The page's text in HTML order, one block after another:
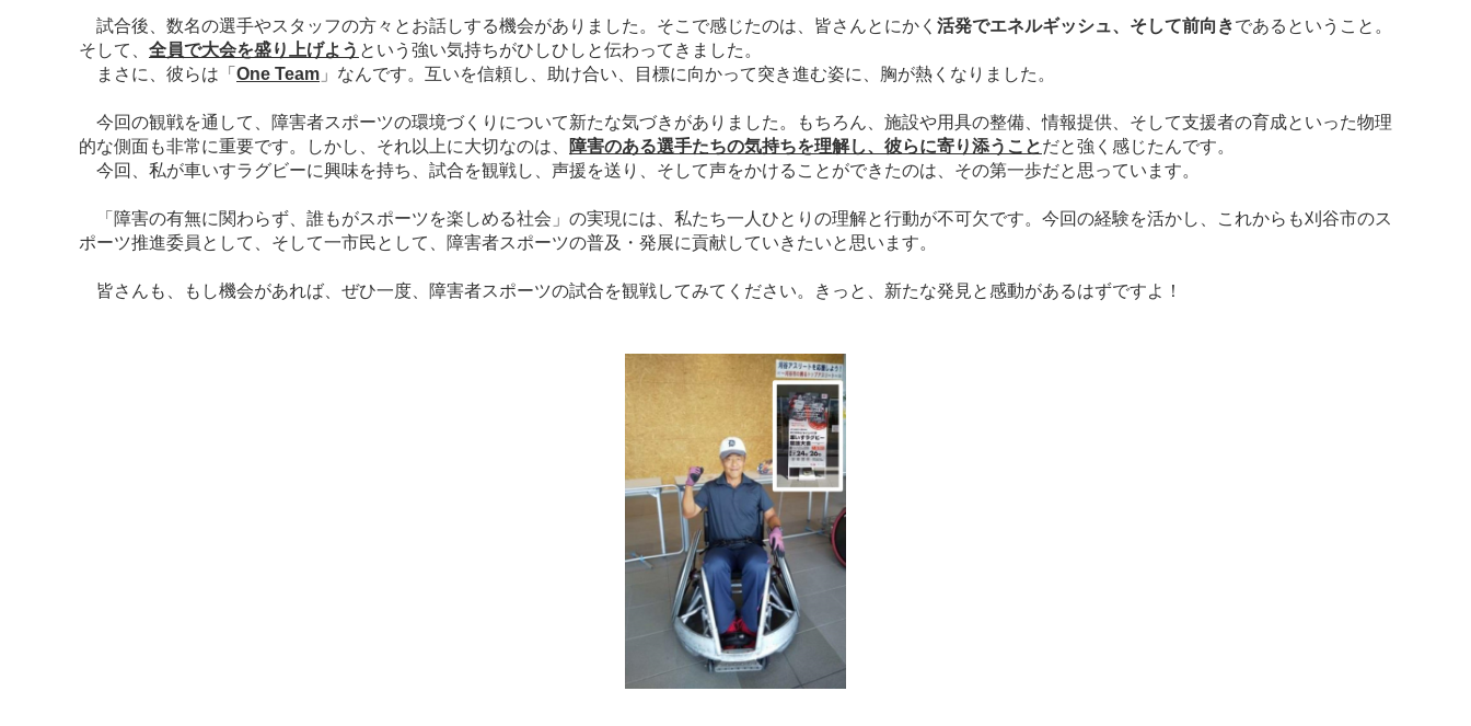
試合後、数名の選手やスタッフの方々とお話しする機会がありました。そこで感じたのは、皆さんとにかく 活発でエネルギッシュ、そして前向きであるということ。
そして、 全員で大会を盛り上げよう という強い気持ちがひしひしと伝わってきました。
まさに、彼らは「 One Team 」なんです。互いを信頼し、助け合い、目標に向かって突き進む姿に、胸が熱くなりました。
今回の観戦を通して、障害者スポーツの環境づくりについて新たな気づきがありました。もちろん、施設や用具の整備、情報提供、そして支援者の育成といった物理
的な側面も非常に重要です。しかし、それ以上に大切なのは、
障害のある選手たちの気持ちを理解し、彼らに寄り添うことだと強く感じたんです。
今回、私が車いすラグビーに興味を持ち、試合を観戦し、声援を送り、そして声をかけることができたのは、その第一歩だと思っています。
「障害の有無に関わらず、誰もがスポーツを楽しめる社会」の実現には、私たち一人ひとりの理解と行動が不可欠です。今回の経験を活かし、これからも刈谷市のス
ポーツ推進委員として、そして一市民として、障害者スポーツの普及・発展に貢献していきたいと思います。
皆さんも、もし機会があれば、ぜひ一度、障害者スポーツの試合を観戦してみてください。きっと、新たな発見と感動があるはずですよ！